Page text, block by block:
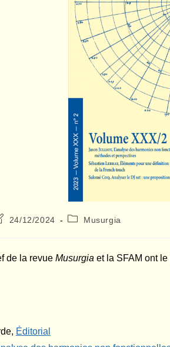
:
24/12/2024
PostMusurgia
de la revue Musurgia et la SFAM ont
Éditorial